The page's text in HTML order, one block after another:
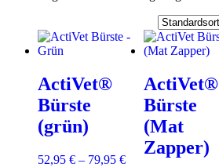
ActiVet®
Bürste
(grün)
52,95 € – 79,95 €
ActiVet®
Bürste
(Mat
Zapper)